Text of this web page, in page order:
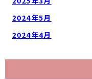
2024年5月
2024年4月